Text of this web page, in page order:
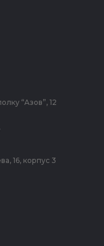
“Азов”, 12
16, корпус 3